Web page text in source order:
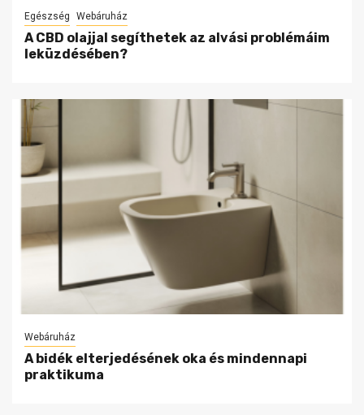
Egészség Webáruház
A CBD olajjal segíthetek az alvási problémáim
leküzdésében?
Webáruház
A bidék elterjedésének oka és mindennapi
praktikuma